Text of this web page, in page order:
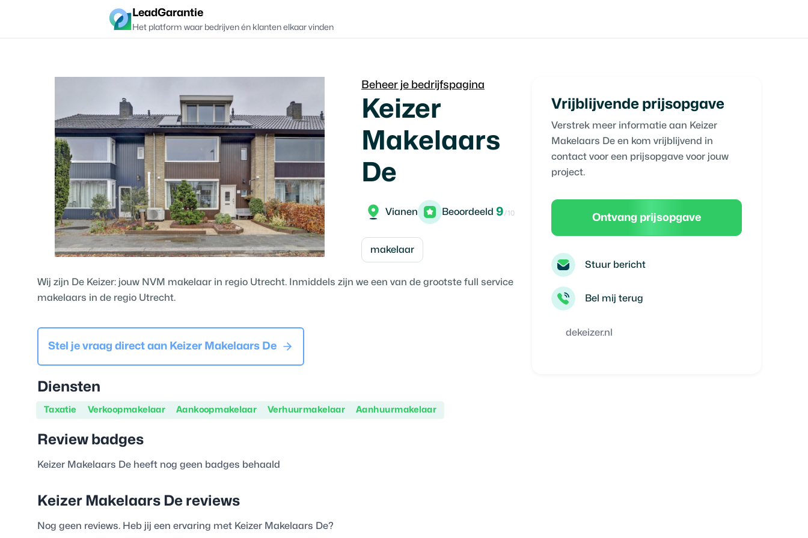
LeadGarantie
Het platform waar bedrijven én klanten elkaar vinden
Beheer je bedrijfspagina
Keizer
Makelaars
De
Vianen Beoordeeld 9/10
makelaar
Wij zijn De Keizer: jouw NVM makelaar in regio Utrecht. Inmiddels zijn we een van de grootste full service
makelaars in de regio Utrecht.
Stel je vraag direct aan Keizer Makelaars De
Diensten
Taxatie Verkoopmakelaar Aankoopmakelaar Verhuurmakelaar Aanhuurmakelaar
Review badges
Keizer Makelaars De heeft nog geen badges behaald
Keizer Makelaars De reviews
Nog geen reviews. Heb jij een ervaring met Keizer Makelaars De?
Vrijblijvende prijsopgave
Verstrek meer informatie aan Keizer
Makelaars Deen kom vrijblijvend in
contact voor een prijsopgave voor jouw
project.
Ontvang prijsopgave
Stuur bericht
Bel mij terug
dekeizer.nl